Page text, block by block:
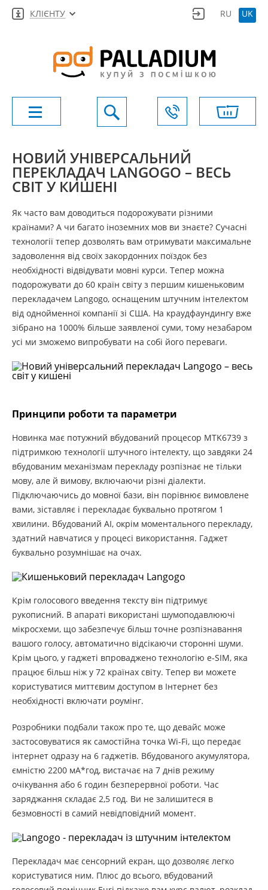
КЛІЄНТУ RU UK
НОВИЙ УНІВЕРСАЛЬНИЙ
ПЕРЕКЛАДАЧ LANGOGO – ВЕСЬ
СВІТ У КИШЕНІ
Як часто вам доводиться подорожувати різними
країнами? А чи багато іноземних мов ви знаєте? Сучасні
технології тепер дозволять вам отримувати максимальне
задоволення від своїх закордонних поїздок без
необхідності відвідувати мовні курси. Тепер можна
подорожувати до 60 країн світу з першим кишеньковим
перекладачем Langogo, оснащеним штучним інтелектом
від однойменної компанії зі США. На краудфаундингу вже
зібрано на 1000% більше заявленої суми, тому незабаром
усі ми зможемо випробувати на собі його переваги.
Принципи роботи та параметри
Новинка має потужний вбудований процесор MTK6739 з
підтримкою технології штучного інтелекту, що завдяки 24
вбудованим механізмам перекладу розпізнає не тільки
мову, але й вимову, включаючи різні діалекти.
Підключаючись до мовної бази, він порівнює вимовлене
вами, зіставляє і перекладає буквально протягом 1
хвилини. Вбудований AI, окрім моментального перекладу,
здатний навчатися у процесі використання. Гаджет
буквально розумнішає на очах.
Крім голосового введення тексту він підтримує
рукописний. В апараті використані шумоподавлюючі
мікросхеми, що забезпечує більш точне розпізнавання
вашого голосу, автоматично відсікаючи сторонні шуми.
Крім цього, у гаджеті впроваджено технологію e-SIM, яка
працює більш ніж у 72 країнах світу. Тепер ви можете
користуватися миттєвим доступом в Інтернет без
необхідності включати роумінг.
Розробники подбали також про те, що девайс може
застосовуватися як самостійна точка Wi-Fi, що передає
інтернет одразу на 6 гаджетів. Вбудованого акумулятора,
ємністю 2200 мА*год, вистачає на 7 днів режиму
очікування або 6 годин безперервної роботи. Час
заряджання складає 2,5 год. Ви не залишитеся в
безмовності в самий невідповідний момент.
Перекладач має сенсорний екран, що дозволяє легко
користуватися ним. Плюс до всього, вбудований